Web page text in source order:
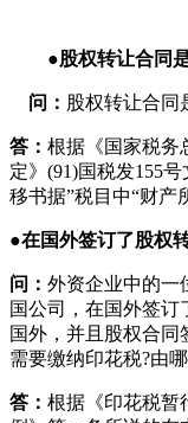
●股权转让合同
问： 股权转让合同
答： 根据《国家税务
定》(91)国税发155
移书据”税目中“财产
●在国外签订了股权
问： 外资企业中的一
国公司，在国外签订
国外，并且股权合
需要缴纳印花税?由
答： 根据《印花税暂